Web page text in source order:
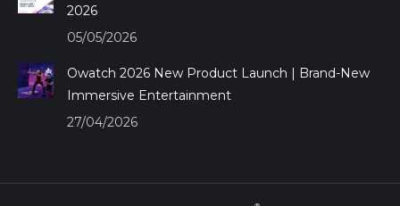
2026
05/05/2026
Owatch 2026 New Product Launch | Brand-New
Immersive Entertainment
27/04/2026